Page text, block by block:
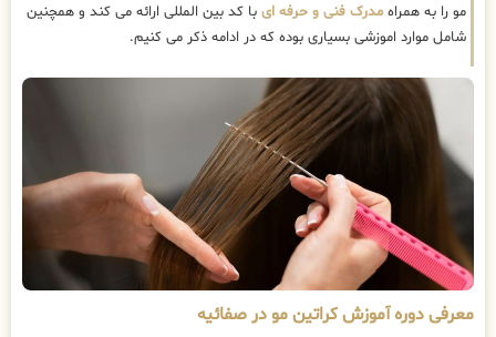
مو را به همراه مدرک فنی و حرفه ای با کد بین المللی ارائه می کند و همچنین
شامل موارد اموزشی بسیاری بوده که در ادامه ذکر می کنیم.
معرفی دوره آموزش کراتین مو در صفائیه